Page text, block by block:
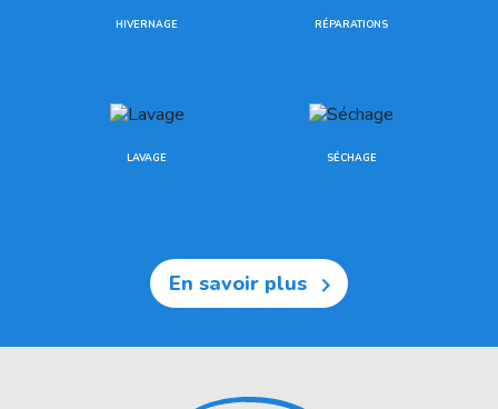
HIVERNAGE RÉPARATIONS
LAVAGE SÉCHAGE
En savoir plus 